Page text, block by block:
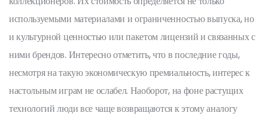
используемыми материалами и ограниченностью выпуска, но
и культурной ценностью или пакетом лицензий и связанных с
ними брендов. Интересно отметить, что в последние годы,
несмотря на такую экономическую премиальность, интерес к
настольным играм не ослабел. Наоборот, на фоне растущих
технологий люди все чаще возвращаются к этому аналогу